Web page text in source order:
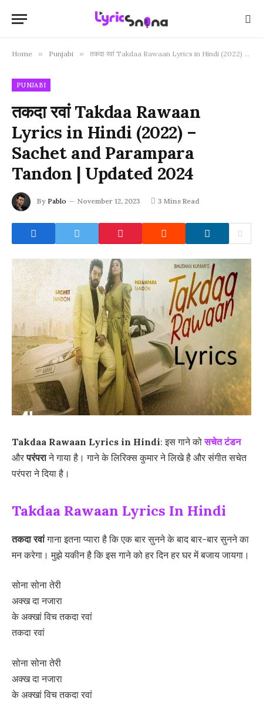
Home » Punjabi » तकदा रवां Takdaa Rawaan Lyrics in Hindi (2022) – Sachet and Parampara Tandon | Updated 2024
PUNJABI
तकदा रवां Takdaa Rawaan
Lyrics in Hindi (2022) –
Sachet and Parampara
Tandon | Updated 2024
By Pablo November 12, 2023 3 Mins Read
Takdaa Rawaan Lyrics in Hindi: इस गाने कोसचेत टंडन
औरपरंपराने गाया है। गाने के लिरिक्स कुमार ने लिखे है और संगीत सचेत
परंपरा ने दिया है।
Takdaa Rawaan Lyrics In Hindi
तकदा रवांगाना इतना प्यारा है कि एक बार सुनने के बाद बार-बार सुनने का
मन करेगा। मुझे यकीन है कि इस गाने को हर दिन हर घर में बजाय जायगा।
सोना सोना तेरी
अक्ख दा नजारा
के अक्खां विच तकदा रवां
तकदा रवां
सोना सोना तेरी
अक्ख दा नजारा
के अक्खां विच तकदा रवां